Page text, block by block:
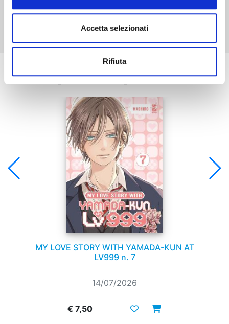
Accetta selezionati
Rifiuta
Mostra tutto
Se ti è piaciuto prova anche:
MY LOVE STORY WITH YAMADA-KUN AT
LV999 n. 7
14/07/2026
€ 7,50